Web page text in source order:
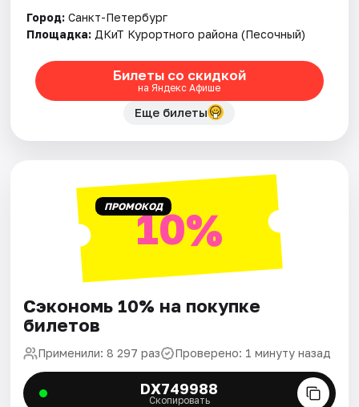
Рейтинги
Город: Санкт-Петербург
Площадка: ДКиТ Курортного района (Песочный)
Билеты со скидкой
на Яндекс Афише
Еще билеты
ПРОМОКОД10%
Сэкономь 10% на покупке
билетов
Применили: 8 297 раз Проверено: 1 минуту назад
DX749988
Скопировать